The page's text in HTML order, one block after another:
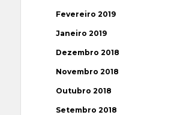
Fevereiro 2019
Janeiro 2019
Dezembro 2018
Novembro 2018
Outubro 2018
Setembro 2018